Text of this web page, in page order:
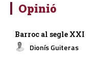
Opinió
Barroc al segle XXI
Dionís Guiteras